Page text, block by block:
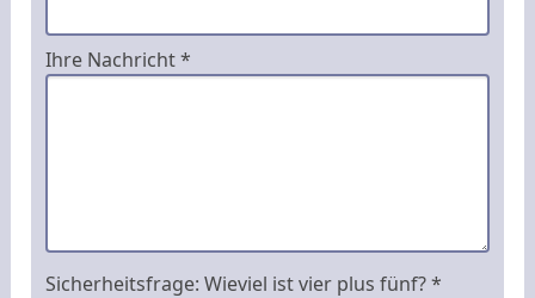
Ihre Nachricht *
Sicherheitsfrage: Wieviel ist vier plus fünf? *